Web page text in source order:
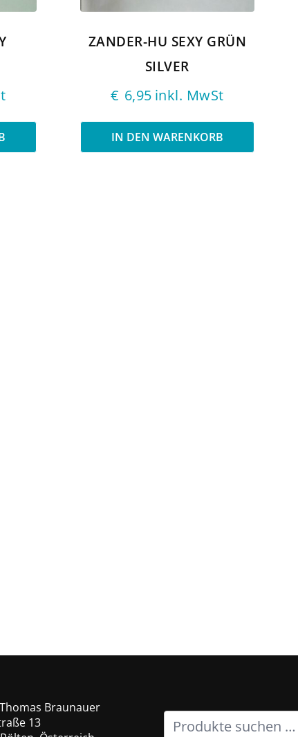
ZANDER-HU SEXY GRÜN
SILVER
€ 6,95 inkl. MwSt
IN DEN WARENKORB
Thomas Braunauer
13
nach: